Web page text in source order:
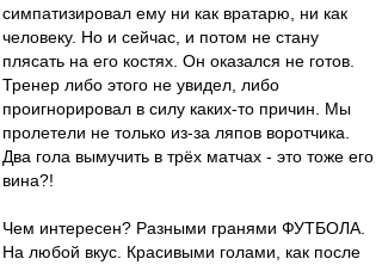
симпатизировал ему ни как вратарю, ни как
человеку. Но и сейчас, и потом не стану
плясать на его костях. Он оказался не готов.
Тренер либо этого не увидел, либо
проигнорировал в силу каких-то причин. Мы
пролетели не только из-за ляпов воротчика.
Два гола вымучить в трёх матчах - это тоже его
вина?!
Чем интересен? Разными гранями ФУТБОЛА.
На любой вкус. Красивыми голами, как после